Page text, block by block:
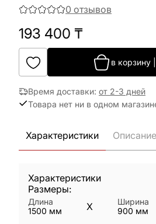
0 отзывов
193 400 ₸
в корзину
Время доставки: от 2-3 дней
Товара нет ни в одном
Характеристики Описание
Характеристики
Размеры:
Длина
1500 мм X
Ширина
900 мм